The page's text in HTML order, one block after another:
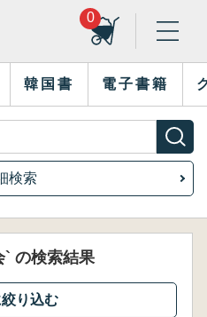
0
韓国書 電子書籍
検索
` の検索結果